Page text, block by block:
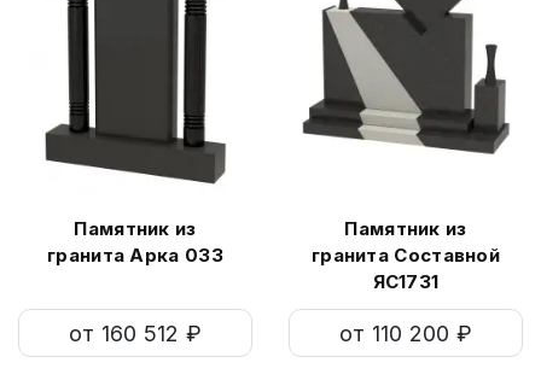
Памятник из
гранита Арка 033
от 160 512 ₽
Памятник из
гранита Составной
ЯС1731
от 110 200 ₽